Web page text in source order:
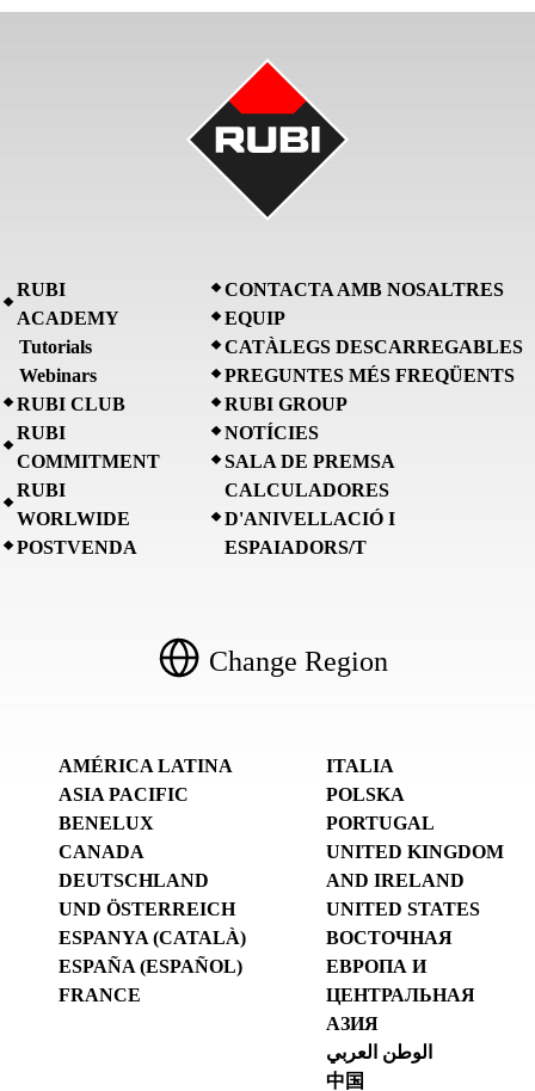
RUBI
ACADEMY
Tutorials
Webinars
RUBI CLUB
RUBI
COMMITMENT
RUBI
WORLWIDE
POSTVENDA
CONTACTA AMB NOSALTRES
EQUIP
CATÀLEGS DESCARREGABLES
PREGUNTES MÉS FREQÜENTS
RUBI GROUP
NOTÍCIES
SALA DE PREMSA
CALCULADORES
D'ANIVELLACIÓ I
ESPAIADORS/T
Change Region
AMÉRICA LATINA
ASIA PACIFIC
BENELUX
CANADA
DEUTSCHLAND
UND ÖSTERREICH
ESPANYA (CATALÀ)
ESPAÑA (ESPAÑOL)
FRANCE
ITALIA
POLSKA
PORTUGAL
UNITED KINGDOM
AND IRELAND
UNITED STATES
ВОСТОЧНАЯ
ЕВРОПА И
ЦЕНТРАЛЬНАЯ
АЗИЯ
الوطن العربي
中国